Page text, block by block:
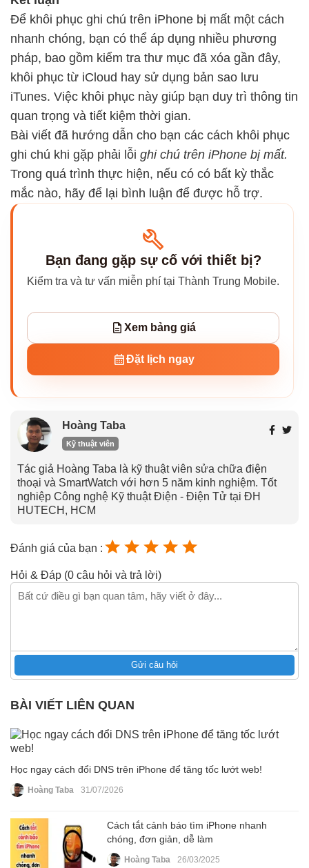
Để khôi phục ghi chú trên iPhone bị mất một cách
nhanh chóng, bạn có thể áp dụng nhiều phương
pháp, bao gồm kiểm tra thư mục đã xóa gần đây,
khôi phục từ iCloud hay sử dụng bản sao lưu
iTunes. Việc khôi phục này giúp bạn duy trì thông tin
quan trọng và tiết kiệm thời gian.
Bài viết đã hướng dẫn cho bạn các cách khôi phục
ghi chú khi gặp phải lỗi ghi chú trên iPhone bị mất.
Trong quá trình thực hiện, nếu có có bất kỳ thắc
mắc nào, hãy để lại bình luận để được hỗ trợ.
Bạn đang gặp sự cố với thiết bị?
Kiểm tra và tư vấn miễn phí tại Thành Trung Mobile.
Xem bảng giá
Đặt lịch ngay
Hoàng Taba
Kỹ thuật viên
Tác giả Hoàng Taba là kỹ thuật viên sửa chữa điện
thoại và SmartWatch với hơn 5 năm kinh nghiệm. Tốt
nghiệp Công nghệ Kỹ thuật Điện - Điện Tử tại ĐH
HUTECH, HCM
Đánh giá của bạn :
Hỏi & Đáp (0 câu hỏi và trả lời)
Gửi câu hỏi
BÀI VIẾT LIÊN QUAN
Học ngay cách đổi DNS trên iPhone để tăng tốc lướt web!
Hoàng Taba 31/07/2026
Cách tắt cảnh báo tìm iPhone nhanh
chóng, đơn giản, dễ làm
Hoàng Taba 26/03/2025